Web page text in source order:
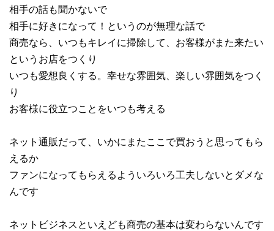
相手の話も聞かないで
相手に好きになって！というのが無理な話で
商売なら、いつもキレイに掃除して、お客様がまた来たい
というお店をつくり
いつも愛想良くする。幸せな雰囲気、楽しい雰囲気をつく
り
お客様に役立つことをいつも考える
ネット通販だって、いかにまたここで買おうと思ってもら
えるか
ファンになってもらえるよういろいろ工夫しないとダメな
んです
ネットビジネスといえども商売の基本は変わらないんです